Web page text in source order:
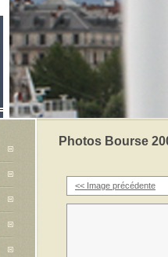
Photos Bourse
<< Image précédente